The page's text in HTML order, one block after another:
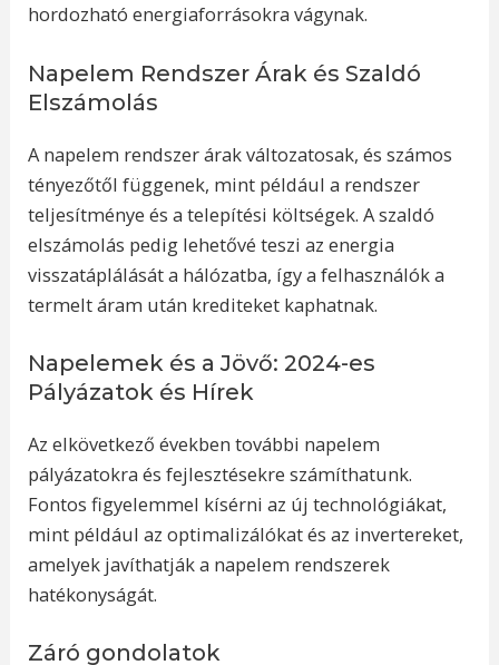
hordozható energiaforrásokra vágynak.
Napelem Rendszer Árak és Szaldó
Elszámolás
A napelem rendszer árak változatosak, és számos
tényezőtől függenek, mint például a rendszer
teljesítménye és a telepítési költségek. A szaldó
elszámolás pedig lehetővé teszi az energia
visszatáplálását a hálózatba, így a felhasználók a
termelt áram után krediteket kaphatnak.
Napelemek és a Jövő: 2024-es
Pályázatok és Hírek
Az elkövetkező években további napelem
pályázatokra és fejlesztésekre számíthatunk.
Fontos figyelemmel kísérni az új technológiákat,
mint például az optimalizálókat és az invertereket,
amelyek javíthatják a napelem rendszerek
hatékonyságát.
Záró gondolatok